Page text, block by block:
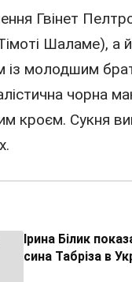
Гвінет
Шаламе), а
із молодшим
чорна
кроєм. Сукня
Ірина Білик
сина Табріза в